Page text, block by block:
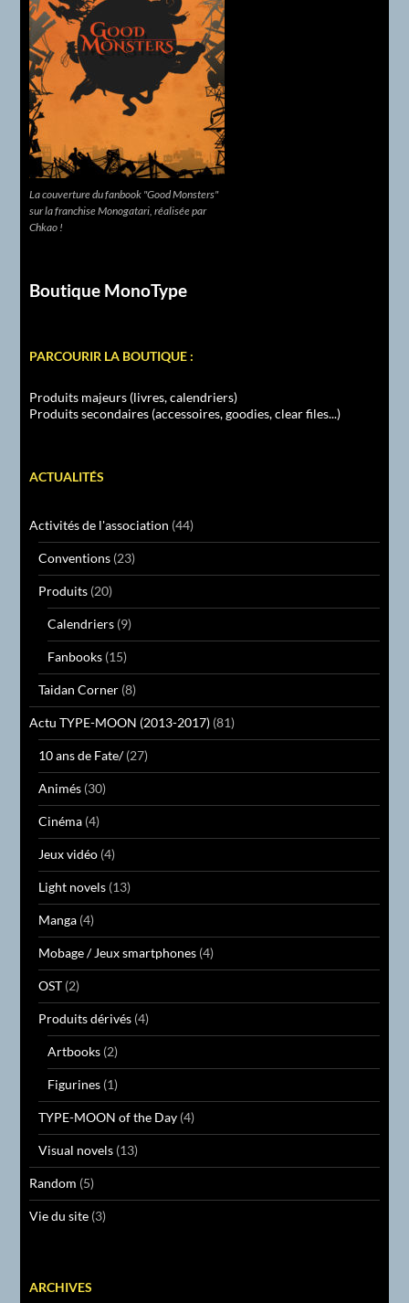
La couverture du fanbook "Good Monsters"
sur la franchise Monogatari, réalisée par
Chkao !
Boutique MonoType
PARCOURIR LA BOUTIQUE :
Produits majeurs (livres, calendriers)
Produits secondaires (accessoires, goodies, clear files...)
ACTUALITÉS
Activités de l'association (44)
Conventions (23)
Produits (20)
Calendriers (9)
Fanbooks (15)
Taidan Corner (8)
Actu TYPE-MOON (2013-2017) (81)
10 ans de Fate/(27)
Animés (30)
Cinéma (4)
Jeux vidéo (4)
Light novels (13)
Manga (4)
Mobage / Jeux smartphones (4)
OST (2)
Produits dérivés (4)
Artbooks (2)
Figurines (1)
TYPE-MOON of the Day (4)
Visual novels (13)
Random (5)
Vie du site (3)
ARCHIVES